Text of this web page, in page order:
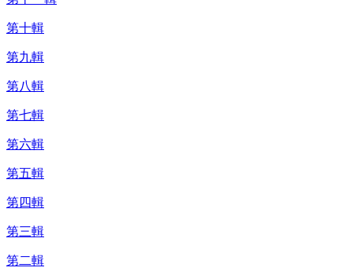
第十輯
第九輯
第八輯
第七輯
第六輯
第五輯
第四輯
第三輯
第二輯